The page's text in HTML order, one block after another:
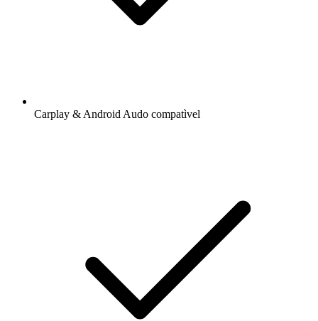
Carplay & Android Audo compatìvel